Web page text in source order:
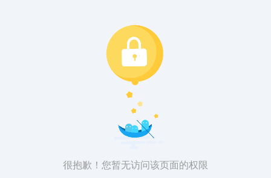
很抱歉！您暂无访问该页面的权限